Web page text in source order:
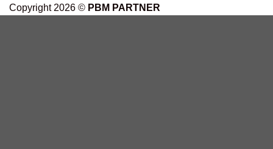
Copyright 2026 © PBM PARTNER